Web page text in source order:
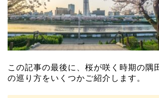
この記事の最後に、桜が咲く時期の隅
の巡り方をいくつかご紹介します。